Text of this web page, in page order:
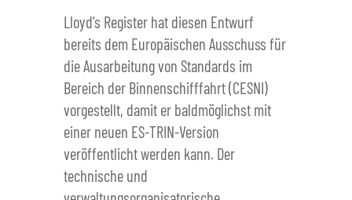
Lloyd’s Register hat diesen Entwurf
bereits dem Europäischen Ausschuss für
die Ausarbeitung von Standards im
Bereich der Binnenschifffahrt (CESNI)
vorgestellt, damit er baldmöglichst mit
einer neuen ES-TRIN-Version
veröffentlicht werden kann. Der
technische und